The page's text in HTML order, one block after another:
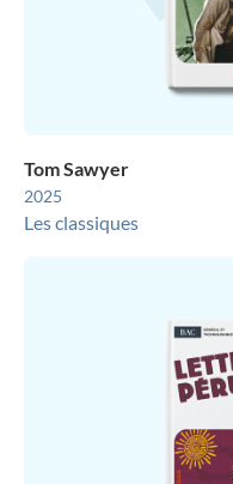
Tom Sawyer
2025
Les classiques